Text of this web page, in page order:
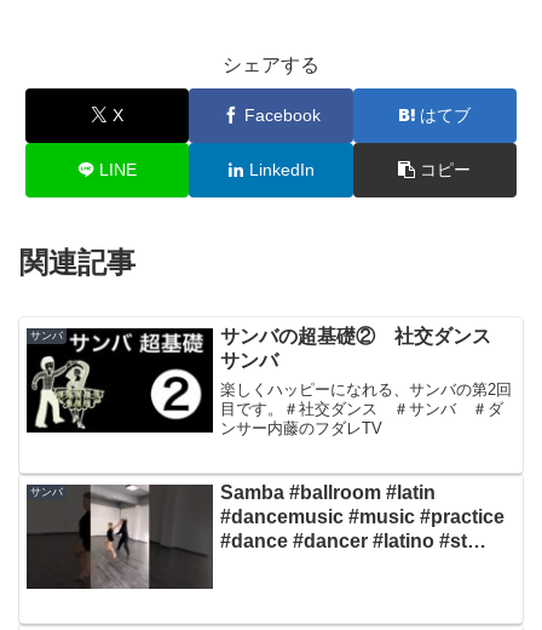
シェアする
X Facebook はてブ
LINE LinkedIn コピー
関連記事
サンバ
サンバの超基礎② 社交ダンス
サンバ
楽しくハッピーになれる、サンバの第2回
目です。＃社交ダンス ＃サンバ ＃ダ
ンサー内藤のフダレTV
サンバ
Samba #ballroom #latin
#dancemusic #music #practice
#dance #dancer #latino #st